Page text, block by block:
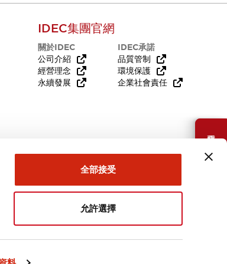
全部接受
允許選擇
需要幫助嗎？
IDEC集團官網
關於IDEC
公司介紹
經營理念
永續發展
IDEC承諾
品質管制
環境保護
企業社會責任
台灣